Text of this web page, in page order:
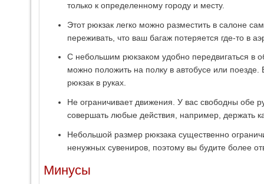
только к определенному городу и месту.
Этот рюкзак легко можно разместить в салоне
переживать, что ваш багаж потеряется где-то в
С небольшим рюкзаком удобно передвигаться в
можно положить на полку в автобусе или
рюкзак в руках.
Не ограничивает движения. У вас свободны обе
совершать любые действия, например, держать
Небольшой размер рюкзака существенно
ненужных сувениров, поэтому вы будите более
Минусы